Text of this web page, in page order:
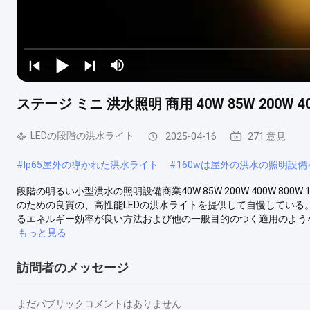
ステージ ミニ 洪水照明 商用 40W 85W 200W
LEDの段階の洪水ライト 2025-04-16 271 意見
#Ip65屋外の導かれた洪水ライト #160wは屋外の洪水の照明設
段階の明るい小型洪水の照明設備商業40W 85W 200W 400W
のための良質の、高性能LEDの洪水ライトを提供して自慢してい
るエネルギー効率が良い方法および他の一般目的のつく適用のよ
もっと見る
訪問者のメッセージ
まだパブリックコメントはありません